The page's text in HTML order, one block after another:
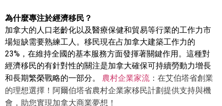
為什麼專注於經濟移民？
加拿大的人口老齡化以及醫療保健和貿易等行業的工作力市
場短缺需要熟練工人。移民現在占加拿大建築工作力的
23%，在維持全國的基本服務方面發揮著關鍵作用。這種對
經濟移民的有針對性的關注是加拿大確保可持續勞動力增長
和長期繁榮戰略的一部分。 農村企業家流 ：在艾伯塔省創業
的理想選擇！阿爾伯塔省農村企業家移民計劃提供支持與機
會，助您實現加拿大商業夢想！